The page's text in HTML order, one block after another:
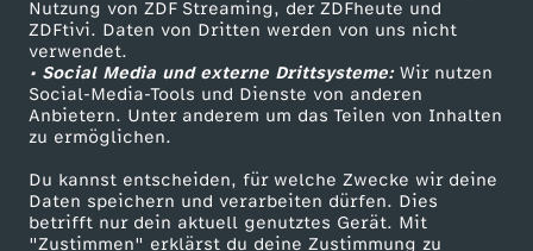
Nutzung von ZDF Streaming, der ZDFheute und
ZDFtivi. Daten von Dritten werden von uns nicht
verwendet.
• Social Media und externe Drittsysteme:Wir nutzen
Social-Media-Tools und Dienste von anderen
Anbietern. Unter anderem um das Teilen von Inhalten
zu ermöglichen.
Du kannst entscheiden, für welche Zwecke wir deine
Daten speichern und verarbeiten dürfen. Dies
betrifft nur dein aktuell genutztes Gerät. Mit
"Zustimmen" erklärst du deine Zustimmung zu
i
n
g
ZDF Unternehmen
Karriere
ZDF goes Schule
Werbefernsehen